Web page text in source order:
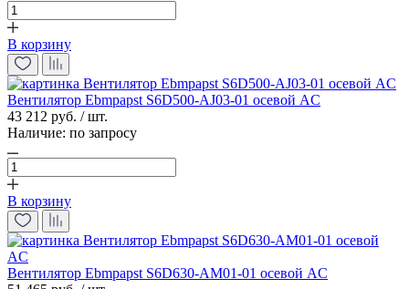
В корзину
Вентилятор Ebmpapst S6D500-AJ03-01 осевой AC
43 212 руб. / шт.
Наличие: по запросу
В корзину
Вентилятор Ebmpapst S6D630-AM01-01 осевой AC